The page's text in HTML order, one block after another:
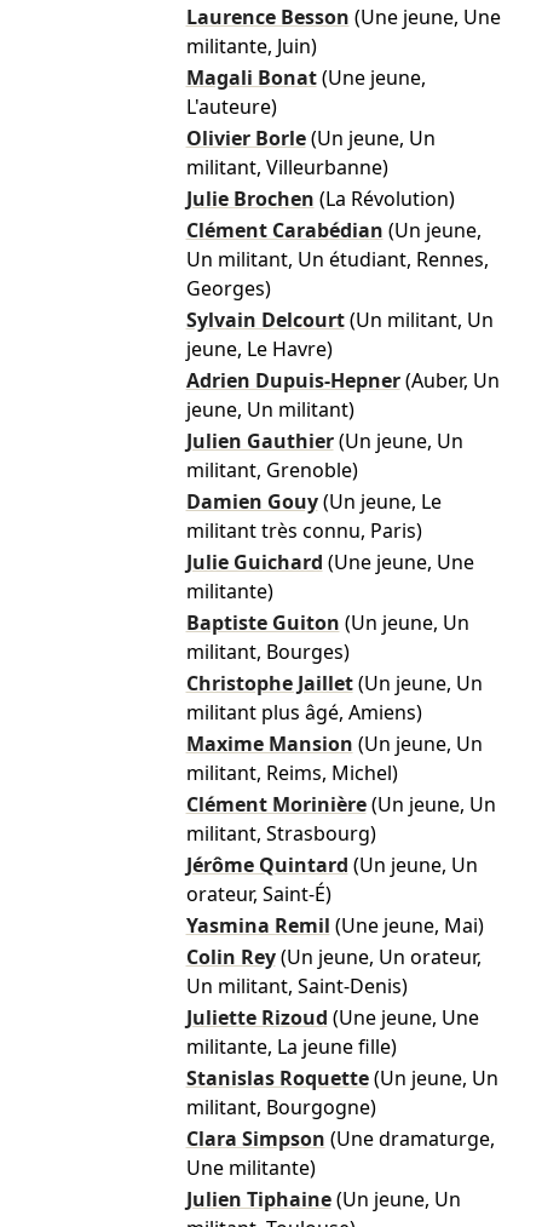
Laurence Besson (Une jeune, Une
militante, Juin)
Magali Bonat (Une jeune,
L'auteure)
Olivier Borle (Un jeune, Un
militant, Villeurbanne)
Julie Brochen (La Révolution)
Clément Carabédian (Un jeune,
Un militant, Un étudiant, Rennes,
Georges)
Sylvain Delcourt (Un militant, Un
jeune, Le Havre)
Adrien Dupuis-Hepner (Auber, Un
jeune, Un militant)
Julien Gauthier (Un jeune, Un
militant, Grenoble)
Damien Gouy (Un jeune, Le
militant très connu, Paris)
Julie Guichard (Une jeune, Une
militante)
Baptiste Guiton (Un jeune, Un
militant, Bourges)
Christophe Jaillet (Un jeune, Un
militant plus âgé, Amiens)
Maxime Mansion (Un jeune, Un
militant, Reims, Michel)
Clément Morinière (Un jeune, Un
militant, Strasbourg)
Jérôme Quintard (Un jeune, Un
orateur, Saint-É)
Yasmina Remil (Une jeune, Mai)
Colin Rey (Un jeune, Un orateur,
Un militant, Saint-Denis)
Juliette Rizoud (Une jeune, Une
militante, La jeune fille)
Stanislas Roquette (Un jeune, Un
militant, Bourgogne)
Clara Simpson (Une dramaturge,
Une militante)
Julien Tiphaine (Un jeune, Un